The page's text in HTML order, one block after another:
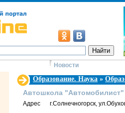
Новости
Образование. Наука »
Автошкола "Автомобилист"
Адрес г.Солнечногорск,